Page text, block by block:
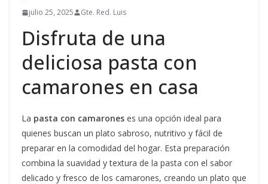
julio 25, 2025 Gte. Red. Luis
Disfruta de una
deliciosa pasta con
camarones en casa
La pasta con camarones es una opción ideal para
quienes buscan un plato sabroso, nutritivo y fácil de
preparar en la comodidad del hogar. Esta preparación
combina la suavidad y textura de la pasta con el sabor
delicado y fresco de los camarones, creando un plato que